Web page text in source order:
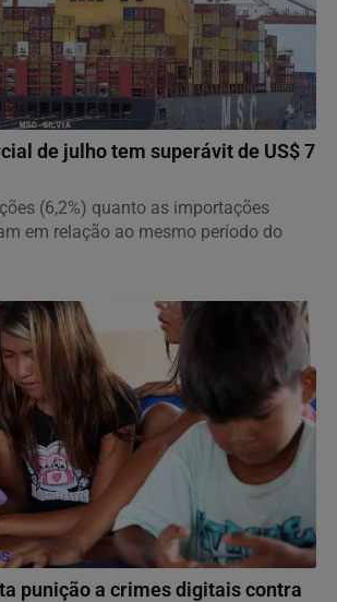
de julho tem superávit de US$ 7
(6,2%) quanto as importações
em relação ao mesmo período do
punição a crimes digitais contra